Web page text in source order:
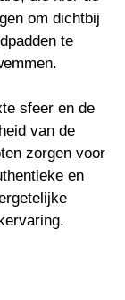
om dichtbij
te
sfeer en de
van de
zorgen voor
en